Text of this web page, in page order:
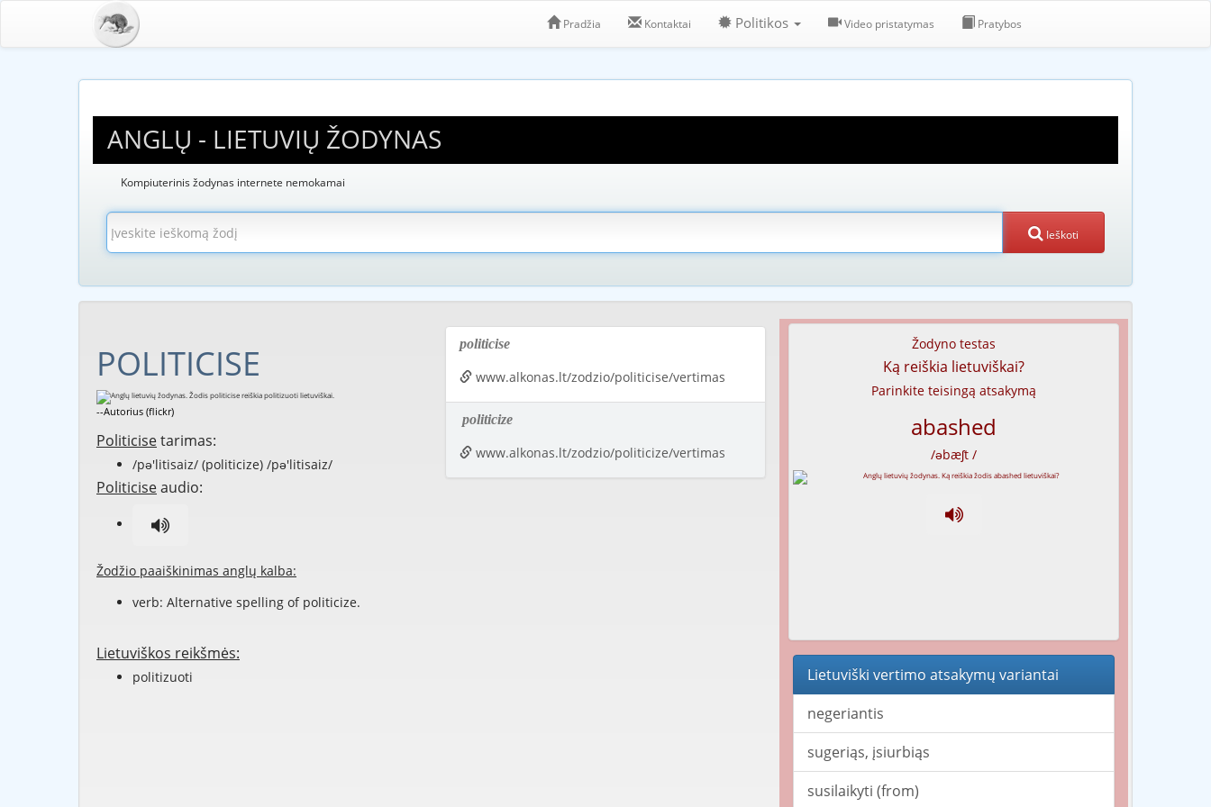
Pradžia Kontaktai Politikos Video pristatymas Pratybos
ANGLŲ - LIETUVIŲ ŽODYNAS
Kompiuterinis žodynas internete nemokamai
Ieškoti
POLITICISE
--Autorius (flickr)
Politicisetarimas:
/pə'litisaiz/ (politicize) /pə'litisaiz/
Politiciseaudio:
Žodžio paaiškinimas anglų kalba:
verb: Alternative spelling of politicize.
Lietuviškos reikšmės:
politizuoti
politicise
www.alkonas.lt/zodzio/politicise/vertimas
politicize
www.alkonas.lt/zodzio/politicize/vertimas
Žodyno testas
Ką reiškia lietuviškai?
Parinkite teisingą atsakymą
abashed
/əbæʃt /
Lietuviški vertimo atsakymų variantai
negeriantis
sugeriąs, įsiurbiąs
susilaikyti (from)